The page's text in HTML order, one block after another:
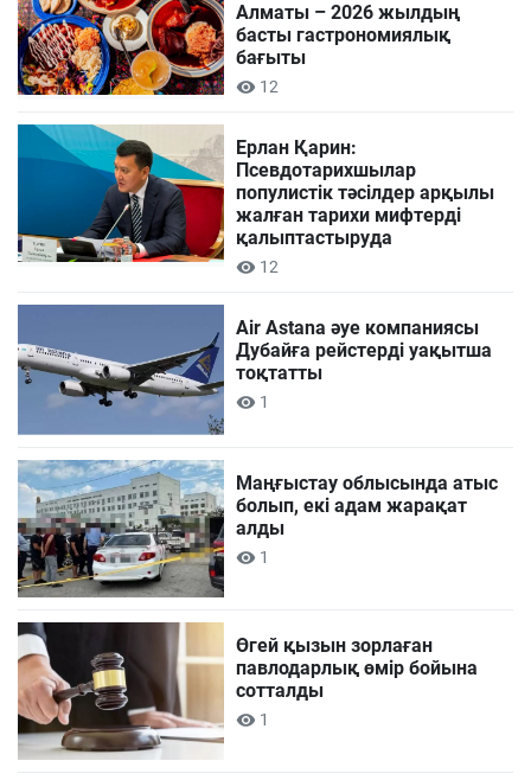
Алматы – 2026 жылдың
басты гастрономиялық
бағыты
12
Ерлан Қарин:
Псевдотарихшылар
популистік тәсілдер арқылы
жалған тарихи мифтерді
қалыптастыруда
12
Air Astana әуе компаниясы
Дубайға рейстерді уақытша
тоқтатты
1
Маңғыстау облысында атыс
болып, екі адам жарақат
алды
1
Өгей қызын зорлаған
павлодарлық өмір бойына
сотталды
1